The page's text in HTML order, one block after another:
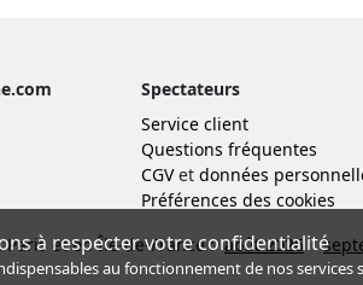
Spectateurs
Service client
Questions fréquentes
CGVet données
Préférences des cookies
et en Île-de-France : août 2026
à respecter votre confidentialité
au fonctionnement de nos services